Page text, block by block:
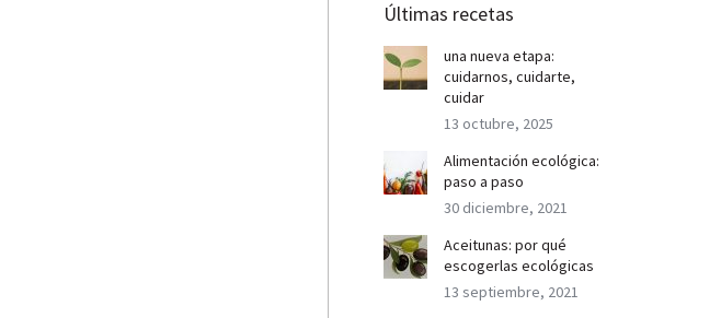
Últimas recetas
una nueva etapa:
cuidarnos, cuidarte,
cuidar
13 octubre, 2025
Alimentación ecológica:
paso a paso
30 diciembre, 2021
Aceitunas: por qué
escogerlas ecológicas
13 septiembre, 2021